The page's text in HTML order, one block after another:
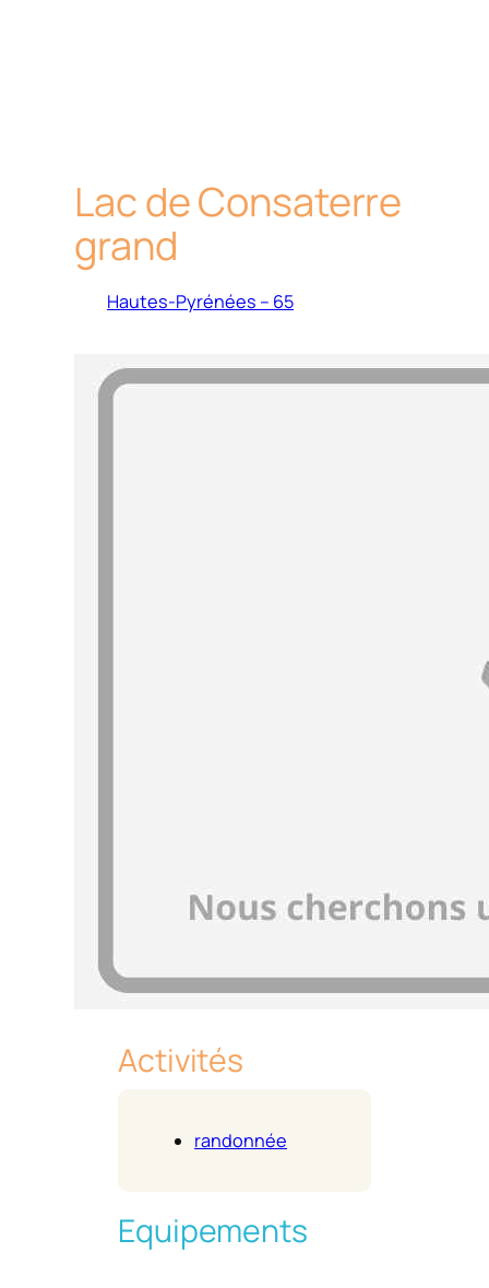
Lac de Consaterre
grand
Hautes-Pyrénées – 65
Activités
randonnée
Equipements